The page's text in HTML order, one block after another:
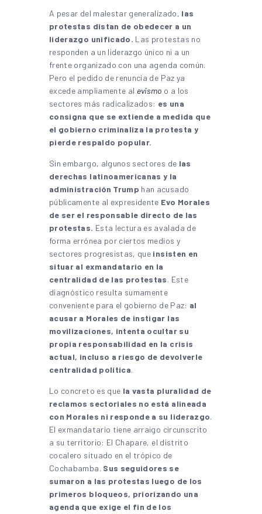
A pesar del malestar generalizado, las
protestas distan de obedecer a un
liderazgo unificado. Las protestas no
responden a un liderazgo único ni a un
frente organizado con una agenda común.
Pero el pedido de renuncia de Paz ya
excede ampliamente al evismo o a los
sectores más radicalizados: es una
consigna que se extiende a medida que
el gobierno criminaliza la protesta y
pierde respaldo popular.
Sin embargo, algunos sectores de las
derechas latinoamericanas y la
administración Trump han acusado
públicamente al expresidente Evo Morales
de ser el responsable directo de las
protestas. Esta lectura es avalada de
forma errónea por ciertos medios y
sectores progresistas, que insisten en
situar al exmandatario en la
centralidad de las protestas. Este
diagnóstico resulta sumamente
conveniente para el gobierno de Paz: al
acusar a Morales de instigar las
movilizaciones, intenta ocultar su
propia responsabilidad en la crisis
actual, incluso a riesgo de devolverle
centralidad política.
Lo concreto es que la vasta pluralidad de
reclamos sectoriales no está alineada
con Morales ni responde a su liderazgo.
El exmandatario tiene arraigo circunscrito
a su territorio: El Chapare, el distrito
cocalero situado en el trópico de
Cochabamba. Sus seguidores se
sumaron a las protestas luego de los
primeros bloqueos, priorizando una
agenda que exige el fin de los